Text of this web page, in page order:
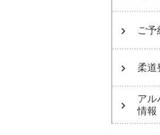
ご予
柔道
アル
情報